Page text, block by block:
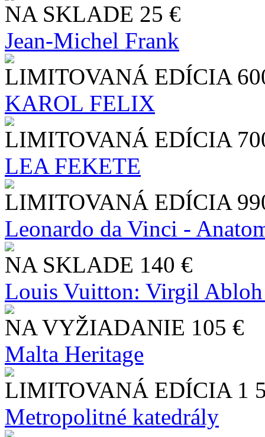
NA SKLADE 25 €
Jean-Michel Frank
LIMITOVANÁ EDÍCIA
KAROL FELIX
LIMITOVANÁ EDÍCIA
LEA FEKETE
LIMITOVANÁ EDÍCIA
Leonardo da Vinci -
NA SKLADE 140 €
Louis Vuitton: Virgil
NA VYŽIADANIE 105 €
Malta Heritage
LIMITOVANÁ EDÍCIA 1
Metropolitné katedrály